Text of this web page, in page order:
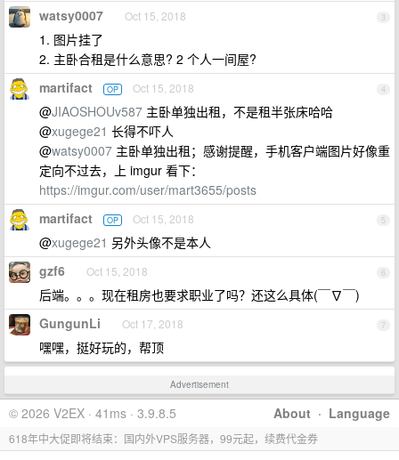
3
watsy0007 Oct 15, 2018
1. 图片挂了
2. 主卧合租是什么意思? 2 个人一间屋?
4
martifact OP Oct 15, 2018
@JIAOSHOUv587 主卧单独出租，不是租半张床哈哈
@xugege21 长得不吓人
@watsy0007 主卧单独出租；感谢提醒，手机客户端图片好像重
定向不过去，上 imgur 看下：
https://imgur.com/user/mart3655/posts
5
martifact OP Oct 15, 2018
@xugege21 另外头像不是本人
6
gzf6 Oct 15, 2018
后端。。。现在租房也要求职业了吗？还这么具体(￣∇￣)
7
GungunLi Oct 17, 2018
嘿嘿，挺好玩的，帮顶
Advertisement
About · Language
© 2026 V2EX · 41ms · 3.9.8.5
618年中大促即将结束：国内外VPS服务器，99元起，续费代金券